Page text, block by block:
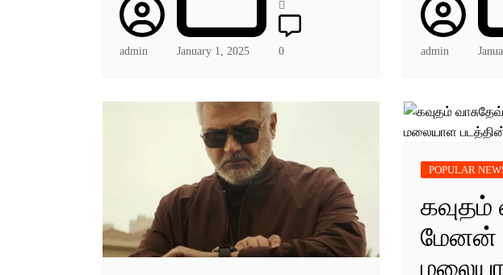
admin January 1, 2025 0 admin
POPULAR
கவுதம்
மேனன்